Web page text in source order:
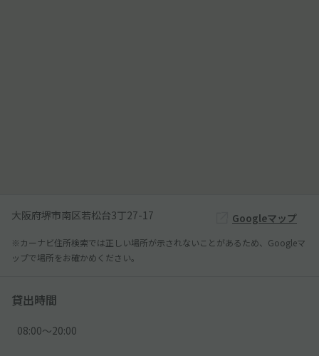
大阪府堺市南区若松台3丁27-17 Googleマップ
※カーナビ住所検索では正しい場所が示されないことがあるため、Googleマ
ップで場所をお確かめください。
貸出時間
08:00〜20:00